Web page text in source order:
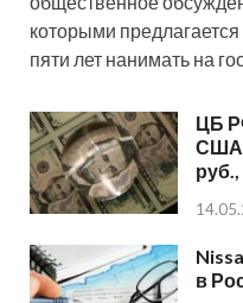
которыми предлагается
пяти лет нанимать на
ЦБ
США
в